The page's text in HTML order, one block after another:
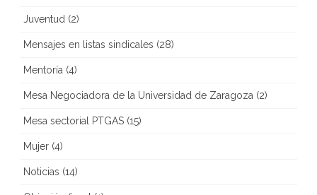
Juventud (2)
Mensajes en listas sindicales (28)
Mentoría (4)
Mesa Negociadora de la Universidad de Zaragoza (2)
Mesa sectorial PTGAS (15)
Mujer (4)
Noticias (14)